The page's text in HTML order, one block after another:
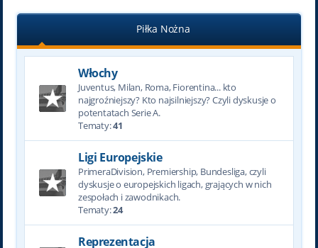
Piłka Nożna
Włochy
Juventus, Milan, Roma, Fiorentina... kto
najgroźniejszy? Kto najsilniejszy? Czyli dyskusje o
potentatach Serie A.
Tematy:41
Ligi Europejskie
PrimeraDivision, Premiership, Bundesliga, czyli
dyskusje o europejskich ligach, grających w nich
zespołach i zawodnikach.
Tematy:24
Reprezentacja